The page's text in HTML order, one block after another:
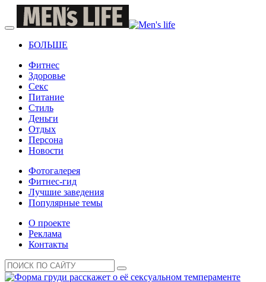
БОЛЬШЕ
Фитнес
Здоровье
Секс
Питание
Стиль
Деньги
Отдых
Персона
Новости
Фотогалерея
Фитнес-гид
Лучшие заведения
Популярные темы
О проекте
Реклама
Контакты